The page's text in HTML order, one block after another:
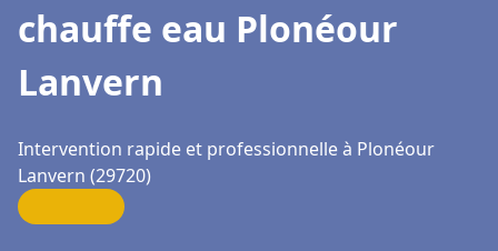
chauffe eau Plonéour
Lanvern
Intervention rapide et professionnelle à Plonéour
Lanvern (29720)